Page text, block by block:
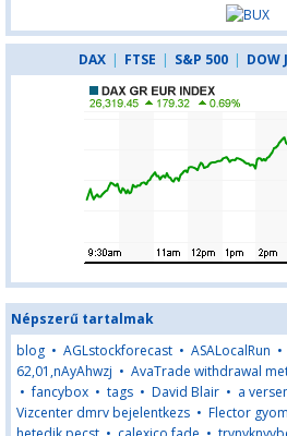
DAX | FTSE | S&P 500 | DOW
Népszerű tartalmak
blog • AGLstockforecast • ASALocalRun •
62,01,nAyAhwzj • AvaTrade withdrawal
•fancybox • tags • David Blair • a
Vizcenter dmrv bejelentkezs • Flector